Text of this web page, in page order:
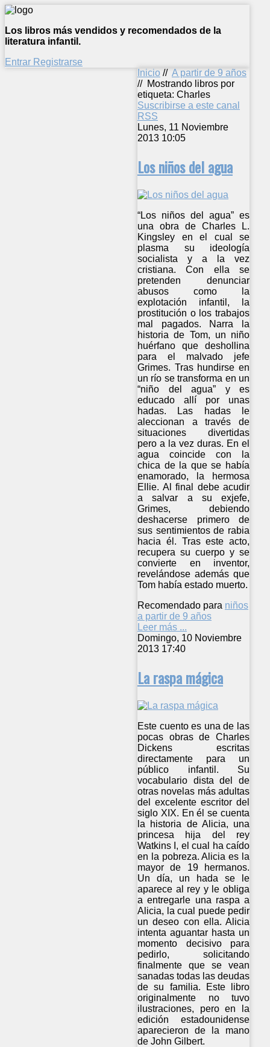
Los libros más vendidos y recomendados de la
literatura infantil.
Entrar Registrarse
Inicio // A partir de 9 años
// Mostrando libros por
etiqueta: Charles
Suscribirse a este canal
RSS
Lunes, 11 Noviembre
2013 10:05
Los niños del agua
“Los niños del agua” es
una obra de Charles L.
Kingsley en el cual se
plasma su ideología
socialista y a la vez
cristiana. Con ella se
pretenden denunciar
abusos como la
explotación infantil, la
prostitución o los trabajos
mal pagados. Narra la
historia de Tom, un niño
huérfano que deshollina
para el malvado jefe
Grimes. Tras hundirse en
un río se transforma en un
“niño del agua” y es
educado allí por unas
hadas. Las hadas le
aleccionan a través de
situaciones divertidas
pero a la vez duras. En el
agua coincide con la
chica de la que se había
enamorado, la hermosa
Ellie. Al final debe acudir
a salvar a su exjefe,
Grimes, debiendo
deshacerse primero de
sus sentimientos de rabia
hacia él. Tras este acto,
recupera su cuerpo y se
convierte en inventor,
revelándose además que
Tom había estado muerto.
Recomendado para niños
a partir de 9 años
Leer más ...
Domingo, 10 Noviembre
2013 17:40
La raspa mágica
Este cuento es una de las
pocas obras de Charles
Dickens escritas
directamente para un
público infantil. Su
vocabulario dista del de
otras novelas más adultas
del excelente escritor del
siglo XIX. En él se cuenta
la historia de Alicia, una
princesa hija del rey
Watkins I, el cual ha caído
en la pobreza. Alicia es la
mayor de 19 hermanos.
Un día, un hada se le
aparece al rey y le obliga
a entregarle una raspa a
Alicia, la cual puede pedir
un deseo con ella. Alicia
intenta aguantar hasta un
momento decisivo para
pedirlo, solicitando
finalmente que se vean
sanadas todas las deudas
de su familia. Este libro
originalmente no tuvo
ilustraciones, pero en la
edición estadounidense
aparecieron de la mano
de John Gilbert.